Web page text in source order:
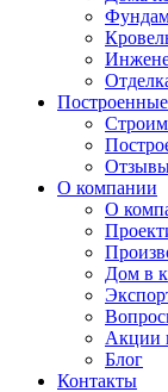
Строим
О компании
О
Дом в
Акции
Блог
Контакты